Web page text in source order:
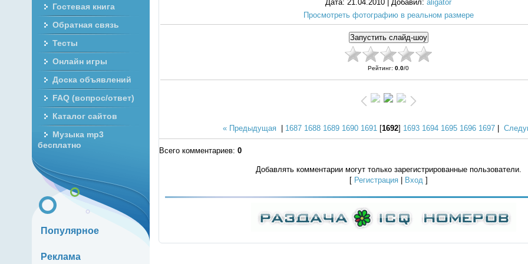
Дата: 21.04.2010 | Добавил:aligator
Просмотреть фотографию в реальном размере
Рейтинг:0.0/0
« Предыдущая | 1687 1688 1689 1690 1691 [1692] 1693 1694 1695 1696 1697 |
Всего комментариев: 0
Добавлять комментарии могут только зарегистрированные пользователи.
[ Регистрация | Вход ]
Гостевая книга
Обратная связь
Тесты
Онлайн игры
Доска объявлений
FAQ (вопрос/ответ)
Каталог сайтов
Музыка mp3
бесплатно
Популярное
Реклама